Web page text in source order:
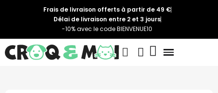
Frais de livraison offerts à partir de 49 €
Délai de livraison entre 2 et 3 jours
-10% avec le code BIENVENUE10